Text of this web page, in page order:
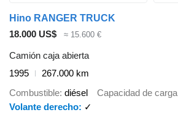
Hino RANGER TRUCK
18.000 US$
≈ 15.600 €
Camión caja abierta
1995
267.000 km
Combustible diésel Capacidad de carga
Volante derecho
✓